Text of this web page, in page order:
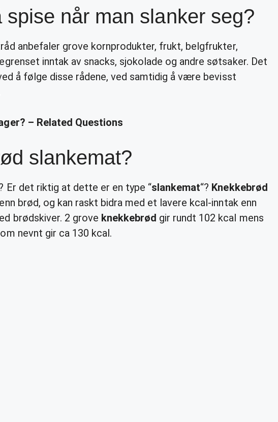
spise når man slanker seg?
anbefaler grove kornprodukter, frukt, belgfrukter,
inntak av snacks, sjokolade og andre søtsaker. Det
å følge disse rådene, ved samtidig å være bevisst
– Related Questions
slankemat?
Er det riktig at dette er en type “slankemat“? Knekkebrød
brød, og kan raskt bidra med et lavere kcal-inntak enn
brødskiver. 2 grove knekkebrød gir rundt 102 kcal mens
nevnt gir ca 130 kcal.